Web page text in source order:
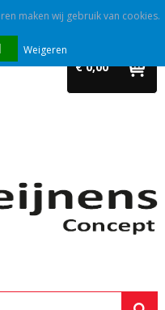
€ 0,00
maken wij gebruik van cookies.
Weigeren